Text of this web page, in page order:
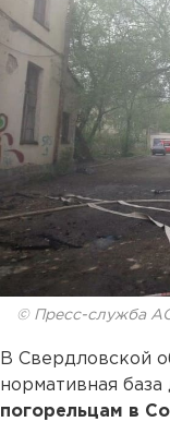
© Пресс-служба
В Свердловской
нормативная база
погорельцам в